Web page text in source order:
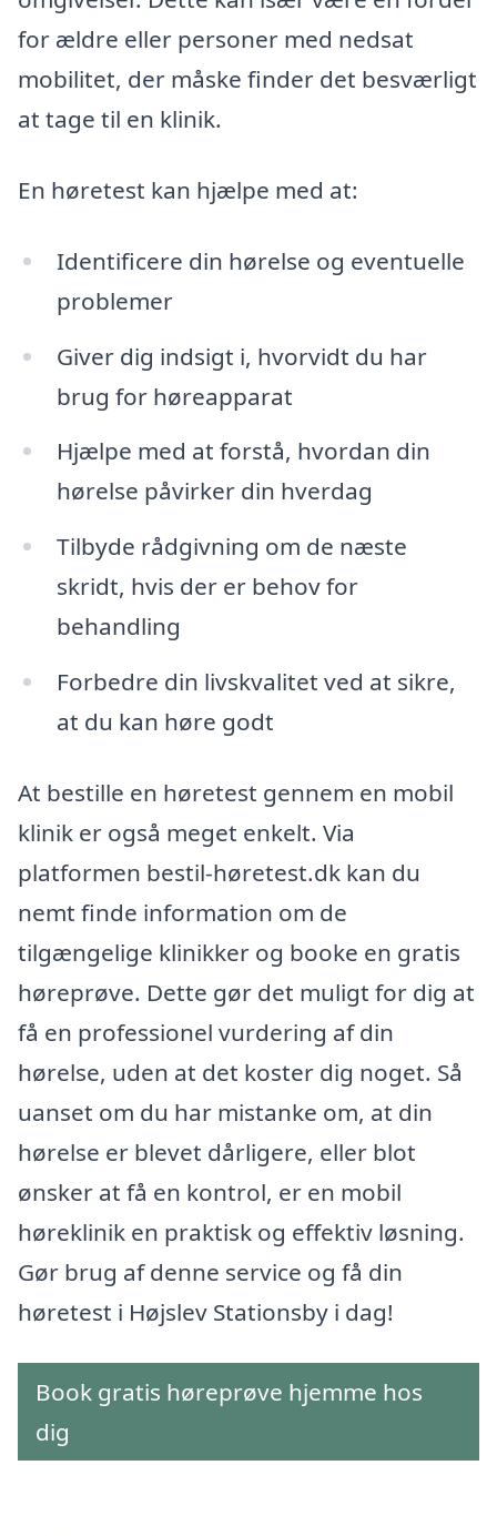
for ældre eller personer med nedsat
mobilitet, der måske finder det besværligt
at tage til en klinik.
En høretest kan hjælpe med at:
Identificere din hørelse og eventuelle
problemer
Giver dig indsigt i, hvorvidt du har
brug for høreapparat
Hjælpe med at forstå, hvordan din
hørelse påvirker din hverdag
Tilbyde rådgivning om de næste
skridt, hvis der er behov for
behandling
Forbedre din livskvalitet ved at sikre,
at du kan høre godt
At bestille en høretest gennem en mobil
klinik er også meget enkelt. Via
platformen bestil-høretest.dk kan du
nemt finde information om de
tilgængelige klinikker og booke en gratis
høreprøve. Dette gør det muligt for dig at
få en professionel vurdering af din
hørelse, uden at det koster dig noget. Så
uanset om du har mistanke om, at din
hørelse er blevet dårligere, eller blot
ønsker at få en kontrol, er en mobil
høreklinik en praktisk og effektiv løsning.
Gør brug af denne service og få din
høretest i Højslev Stationsby i dag!
Book gratis høreprøve hjemme hos
dig